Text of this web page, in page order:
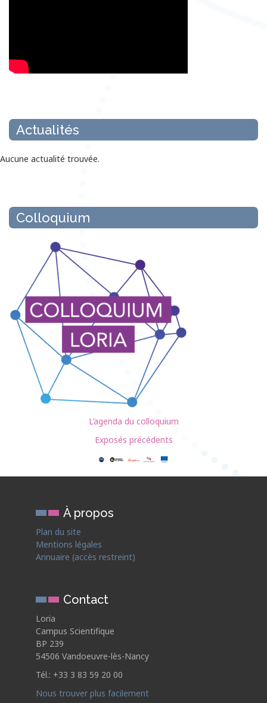
Actualités
Aucune actualité trouvée.
Colloquium
L’agenda du colloquium
Exposés précédents
À propos
Plan du site
Mentions légales
Annuaire (accès restreint)
Contact
Loria
Campus Scientifique
BP 239
54506 Vandoeuvre-lès-Nancy
Tél.: +33 3 83 59 20 00
Nous trouver plus facilement